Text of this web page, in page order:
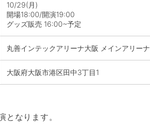
10/29(月)
開場18:00/開演19:00
グッズ販売 16:00~予定
丸善インテックアリーナ大阪 メインアリーナ
大阪府大阪市港区田中3丁目1
となります。